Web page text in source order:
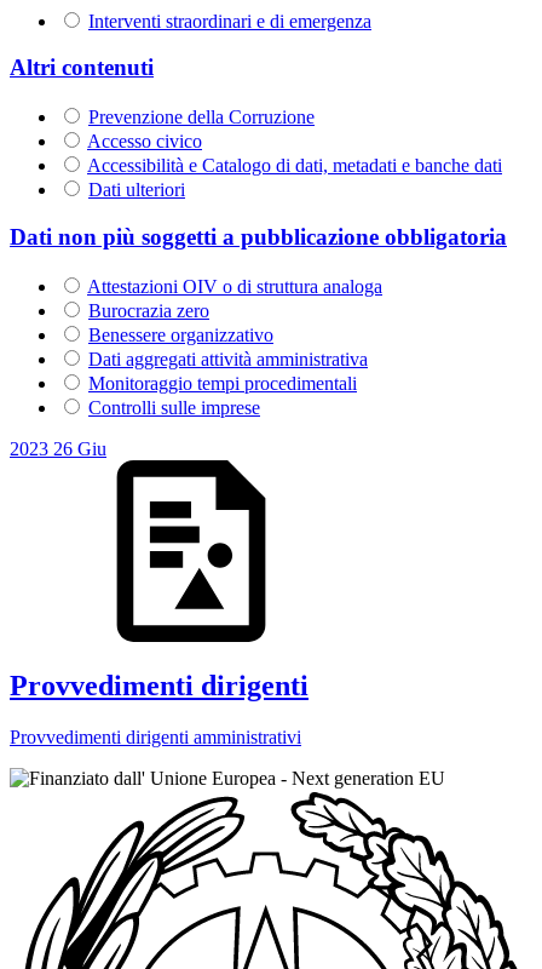
Interventi straordinari e di emergenza
Altri contenuti
Prevenzione della Corruzione
Accesso civico
Accessibilità e Catalogo di dati, metadati e banche dati
Dati ulteriori
Dati non più soggetti a pubblicazione obbligatoria
Attestazioni OIV o di struttura analoga
Burocrazia zero
Benessere organizzativo
Dati aggregati attività amministrativa
Monitoraggio tempi procedimentali
Controlli sulle imprese
2023 26 Giu
Provvedimenti dirigenti
Provvedimenti dirigenti amministrativi